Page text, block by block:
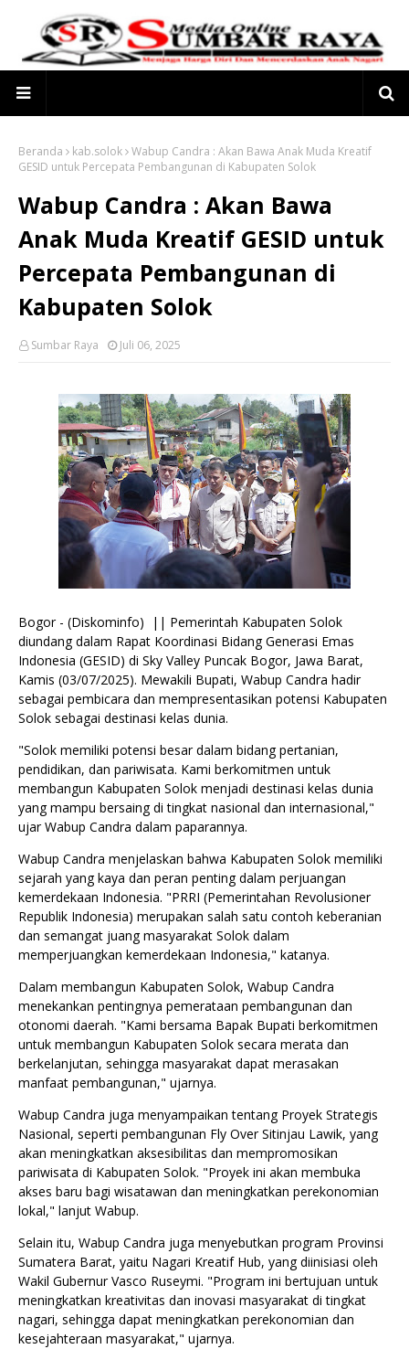
Beranda kab.solok Wabup Candra : Akan Bawa Anak Muda Kreatif
GESID untuk Percepata Pembangunan di Kabupaten Solok
Wabup Candra : Akan Bawa
Anak Muda Kreatif GESID untuk
Percepata Pembangunan di
Kabupaten Solok
Sumbar Raya Juli 06, 2025
Bogor - (Diskominfo) || Pemerintah Kabupaten Solok
diundang dalam Rapat Koordinasi Bidang Generasi Emas
Indonesia (GESID) di Sky Valley Puncak Bogor, Jawa Barat,
Kamis (03/07/2025). Mewakili Bupati, Wabup Candra hadir
sebagai pembicara dan mempresentasikan potensi Kabupaten
Solok sebagai destinasi kelas dunia.
"Solok memiliki potensi besar dalam bidang pertanian,
pendidikan, dan pariwisata. Kami berkomitmen untuk
membangun Kabupaten Solok menjadi destinasi kelas dunia
yang mampu bersaing di tingkat nasional dan internasional,"
ujar Wabup Candra dalam paparannya.
Wabup Candra menjelaskan bahwa Kabupaten Solok memiliki
sejarah yang kaya dan peran penting dalam perjuangan
kemerdekaan Indonesia. "PRRI (Pemerintahan Revolusioner
Republik Indonesia) merupakan salah satu contoh keberanian
dan semangat juang masyarakat Solok dalam
memperjuangkan kemerdekaan Indonesia," katanya.
Dalam membangun Kabupaten Solok, Wabup Candra
menekankan pentingnya pemerataan pembangunan dan
otonomi daerah. "Kami bersama Bapak Bupati berkomitmen
untuk membangun Kabupaten Solok secara merata dan
berkelanjutan, sehingga masyarakat dapat merasakan
manfaat pembangunan," ujarnya.
Wabup Candra juga menyampaikan tentang Proyek Strategis
Nasional, seperti pembangunan Fly Over Sitinjau Lawik, yang
akan meningkatkan aksesibilitas dan mempromosikan
pariwisata di Kabupaten Solok. "Proyek ini akan membuka
akses baru bagi wisatawan dan meningkatkan perekonomian
lokal," lanjut Wabup.
Selain itu, Wabup Candra juga menyebutkan program Provinsi
Sumatera Barat, yaitu Nagari Kreatif Hub, yang diinisiasi oleh
Wakil Gubernur Vasco Ruseymi. "Program ini bertujuan untuk
meningkatkan kreativitas dan inovasi masyarakat di tingkat
nagari, sehingga dapat meningkatkan perekonomian dan
kesejahteraan masyarakat," ujarnya.